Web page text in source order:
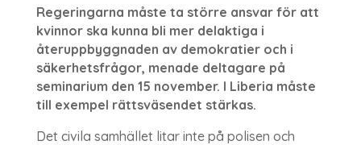
Regeringarna måste ta större ansvar för att
kvinnor ska kunna bli mer delaktiga i
återuppbyggnaden av demokratier och i
säkerhetsfrågor, menade deltagare på
seminarium den 15 november. I Liberia måste
till exempel rättsväsendet stärkas.
Det civila samhället litar inte på polisen och